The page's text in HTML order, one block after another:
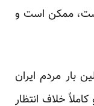
ممکن است و
بار مردم ایران
خلاف انتظار